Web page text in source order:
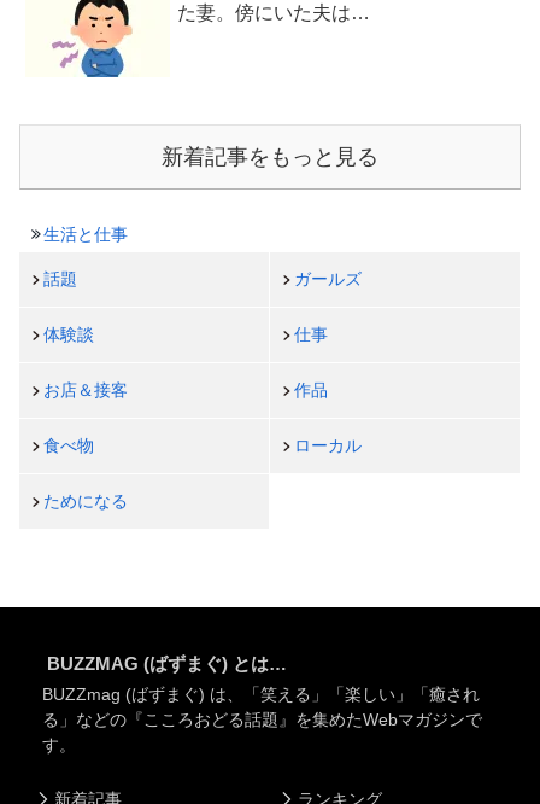
た妻。傍にいた夫は…
新着記事をもっと見る
生活と仕事
話題 ガールズ
体験談 仕事
お店＆接客 作品
食べ物 ローカル
ためになる
BUZZMAG (ばずまぐ) とは…
BUZZmag (ばずまぐ) は、「笑える」「楽しい」「癒され
る」などの『こころおどる話題』を集めたWebマガジンで
す。
新着記事 ランキング